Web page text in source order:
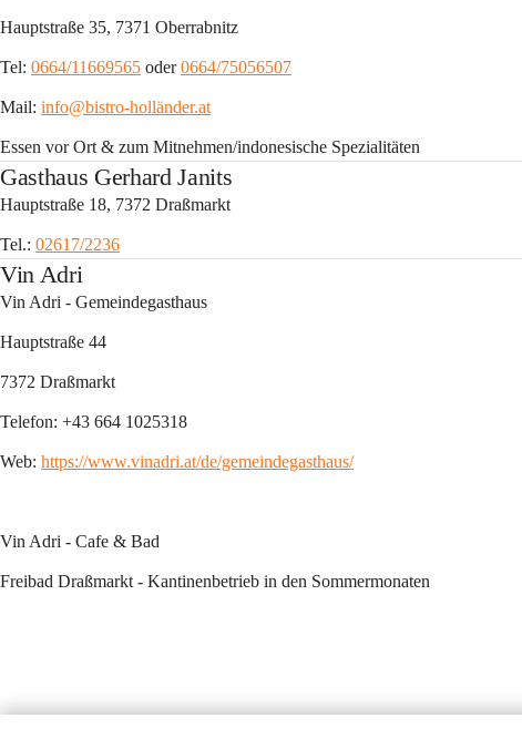
Hauptstraße 35, 7371 Oberrabnitz
Tel: 0664/11669565 oder 0664/75056507
Mail: info@bistro-holländer.at
Essen vor Ort & zum Mitnehmen/indonesische Spezialitäten
Gasthaus Gerhard Janits
Hauptstraße 18, 7372 Draßmarkt
Tel.: 02617/2236
Vin Adri
Vin Adri - Gemeindegasthaus
Hauptstraße 44
7372 Draßmarkt
Telefon: +43 664 1025318
Web: https://www.vinadri.at/de/gemeindegasthaus/
Vin Adri - Cafe & Bad
Freibad Draßmarkt - Kantinenbetrieb in den Sommermonaten